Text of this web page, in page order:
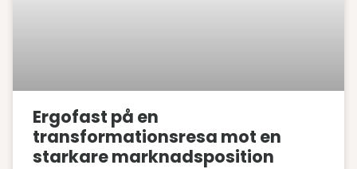
Ergofast på en
transformationsresa mot en
starkare marknadsposition